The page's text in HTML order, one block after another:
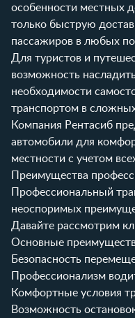
особенности местных
только быструю
пассажиров в любых
Для туристов и
возможность
необходимости
транспортом в
Компания Рентасиб
автомобили для
местности с учетом
Преимущества
Профессиональный
неоспоримых
Давайте рассмотрим
Основные
Безопасность
Профессионализм
Комфортные условия
Возможность